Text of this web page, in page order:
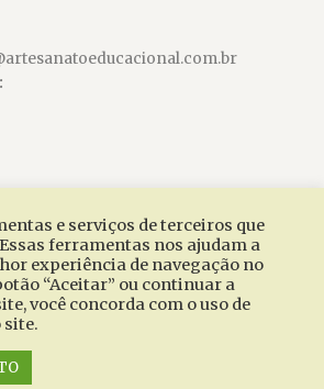
2026
.
e serviços de terceiros que
ferramentas nos ajudam a
experiência de navegação no
“Aceitar” ou continuar a
você concorda com o uso de
site.